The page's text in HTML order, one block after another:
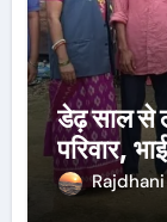
डेढ़ साल से
परिवार,